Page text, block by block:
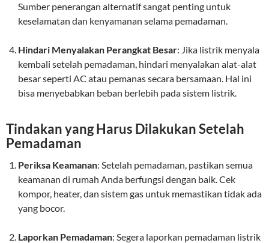
Sumber penerangan alternatif sangat penting untuk
keselamatan dan kenyamanan selama pemadaman.
Hindari Menyalakan Perangkat Besar: Jika listrik menyala
kembali setelah pemadaman, hindari menyalakan alat-alat
besar seperti AC atau pemanas secara bersamaan. Hal ini
bisa menyebabkan beban berlebih pada sistem listrik.
Tindakan yang Harus Dilakukan Setelah
Pemadaman
Periksa Keamanan: Setelah pemadaman, pastikan semua
keamanan di rumah Anda berfungsi dengan baik. Cek
kompor, heater, dan sistem gas untuk memastikan tidak ada
yang bocor.
Laporkan Pemadaman: Segera laporkan pemadaman listrik